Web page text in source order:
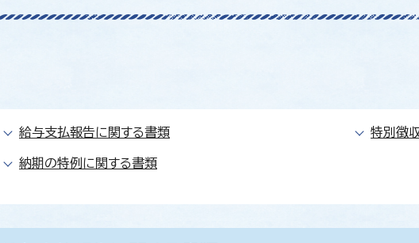
給与支払報告に関する書類 特別徴
納期の特例に関する書類